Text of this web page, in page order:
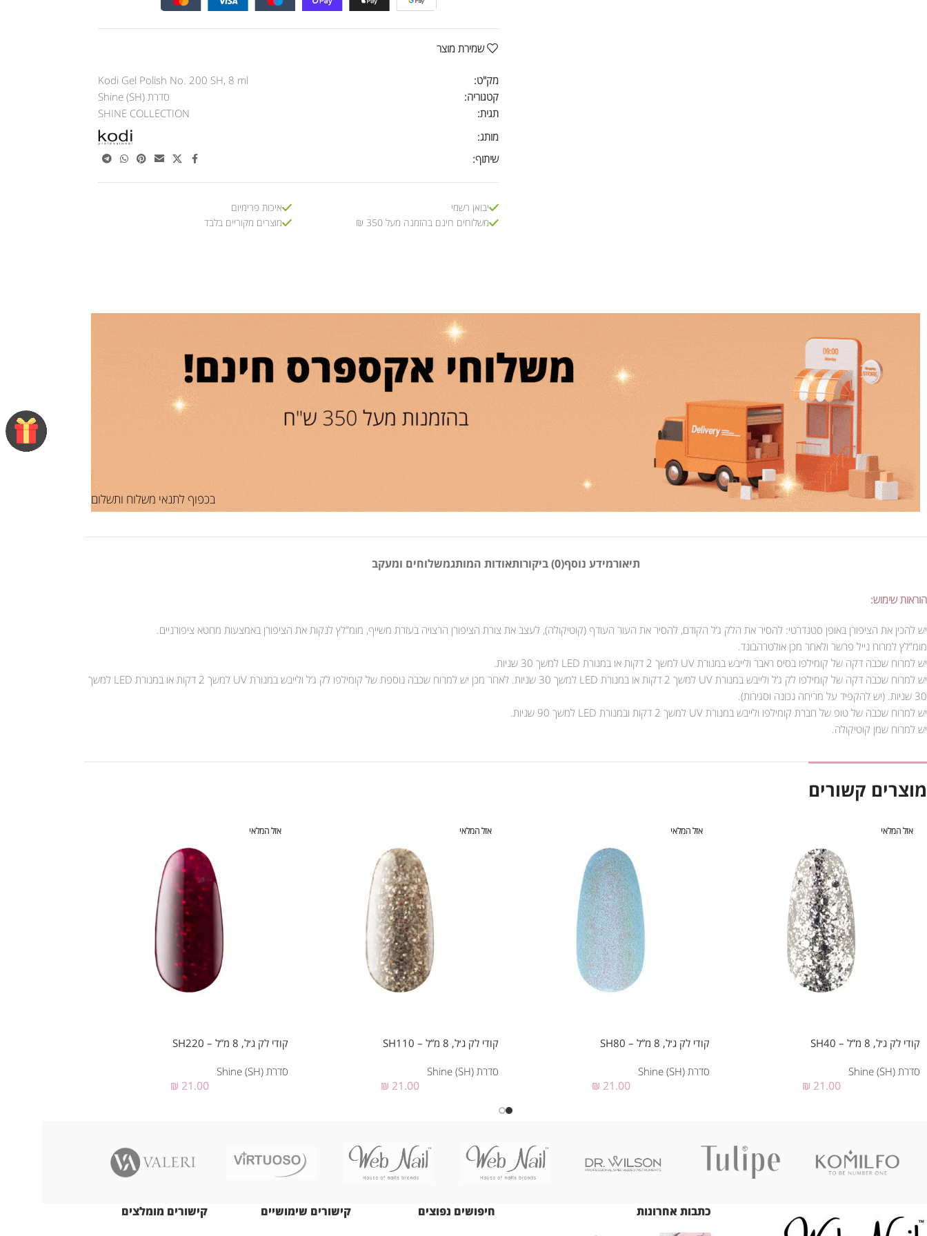
שמירת מוצר
מק"ט:
Kodi Gel Polish No. 200 SH, 8 ml
קטגוריה:
סדרת Shine (SH)
תגית:
SHINE COLLECTION
מותג:
שיתוף:
יבואן רשמי
משלוחים חינם בהזמנה מעל 350 ₪
איכות פרימיום
מוצרים מקוריים בלבד
בכפוף לתנאי משלוח ותשלום
תיאורמידע נוסף(0) ביקורות אודות המותגמשלוחים ומעקב
הוראות שימוש:
יש להכין את הציפורן באופן סטנדרטי: להסיר את הלק ג’ל הקודם, להסיר את העור העודף (קוטיקולה), לעצב את צורת הציפורן הרצויה בעזרת משייף, מומ”לץ לנקות את הציפורן באמצעות מחטא ציפורניים.
מומ”לץ למרוח נייל פרשר ולאחר מכן אולטרהבונד.
יש למרוח שכבה דקה של קומילפו בסיס ראבר ולייבש במנורת UV למשך 2 דקות או במנורת LED למשך 30 שניות.
יש למרוח שכבה דקה של קומילפו לק ג’ל ולייבש במנורת UV למשך 2 דקות או במנורת LED למשך 30 שניות. לאחר מכן יש למרוח שכבה נוספת של קומילפו לק ג’ל ולייבש במנורת UV למשך 2 דקות או במנורת LED למשך
30 שניות. (יש להקפיד על מריחה נכונה וסגירות).
יש למרוח שכבה של טופ של חברת קומילפו ולייבש במנורת UV למשך 2 דקות ובמנורת LED למשך 90 שניות.
יש למרוח שמן קוטיקולה.
מוצרים קשורים
אזל המלאי
קודי לק ג׳ל, 8 מ”ל – SH40
סדרת Shine (SH)
₪ 21.00
אזל המלאי
קודי לק ג׳ל, 8 מ”ל – SH80
סדרת Shine (SH)
₪ 21.00
אזל המלאי
קודי לק ג׳ל, 8 מ”ל – SH110
סדרת Shine (SH)
₪ 21.00
אזל המלאי
קודי לק ג׳ל, 8 מ”ל – SH220
סדרת Shine (SH)
₪ 21.00
כתבות אחרונות חיפושים נפוצים קישורים שימושיים קישורים מומלצים